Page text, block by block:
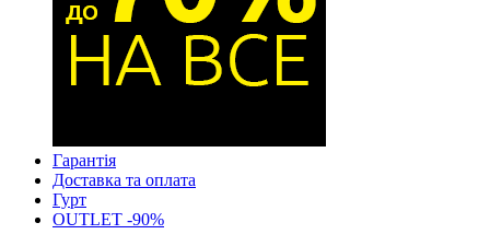
Гарантія
Доставка та оплата
Гурт
OUTLET -90%